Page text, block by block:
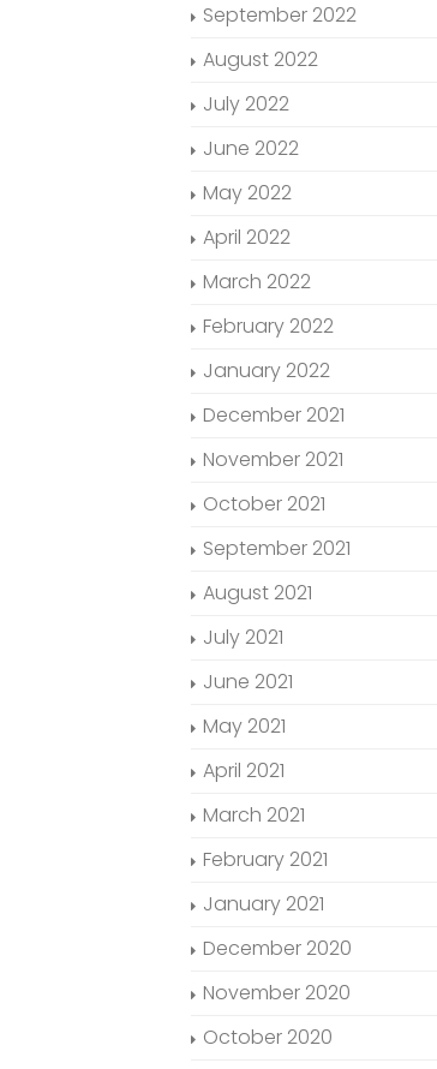
September 2022
August 2022
July 2022
June 2022
May 2022
April 2022
March 2022
February 2022
January 2022
December 2021
November 2021
October 2021
September 2021
August 2021
July 2021
June 2021
May 2021
April 2021
March 2021
February 2021
January 2021
December 2020
November 2020
October 2020